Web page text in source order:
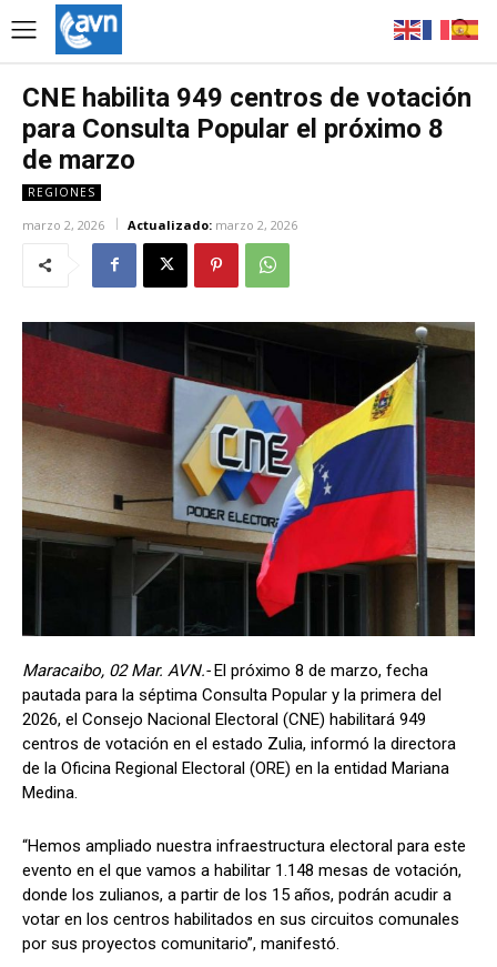
CNE habilita 949 centros de votación
para Consulta Popular el próximo 8
de marzo
REGIONES
marzo 2, 2026 Actualizado: marzo 2, 2026
Maracaibo, 02 Mar. AVN.- El próximo 8 de marzo, fecha
pautada para la séptima Consulta Popular y la primera del
2026, el Consejo Nacional Electoral (CNE) habilitará 949
centros de votación en el estado Zulia, informó la directora
de la Oficina Regional Electoral (ORE) en la entidad Mariana
Medina.
“Hemos ampliado nuestra infraestructura electoral para este
evento en el que vamos a habilitar 1.148 mesas de votación,
donde los zulianos, a partir de los 15 años, podrán acudir a
votar en los centros habilitados en sus circuitos comunales
por sus proyectos comunitario”, manifestó.